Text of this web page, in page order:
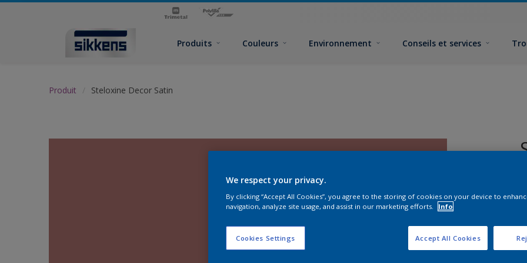
Produits Couleurs Environnement Conseils et services
Produit Steloxine Decor Satin
We respect your privacy.
By clicking “Accept All Cookies”, you agree to the storing of cookies on your device to
navigation, analyze site usage, and assist in our marketing efforts.
Info
Cookies Settings Accept All Cookies